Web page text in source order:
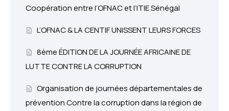
Coopération entre l’OFNAC et l’ITIE Sénégal
L’OFNAC & LA CENTIF UNISSENT LEURS FORCES
8ème ÉDITION DE LA JOURNÉE AFRICAINE DE
LUTTE CONTRE LA CORRUPTION
Organisation de journées départementales de
prévention Contre la corruption dans la région de